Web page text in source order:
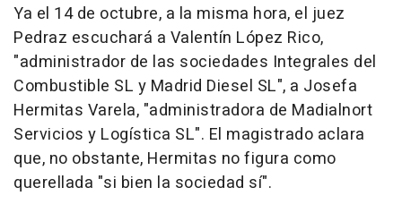
Ya el 14 de octubre, a la misma hora, el juez
Pedraz escuchará a Valentín López Rico,
"administrador de las sociedades Integrales del
Combustible SL y Madrid Diesel SL", a Josefa
Hermitas Varela, "administradora de Madialnort
Servicios y Logística SL". El magistrado aclara
que, no obstante, Hermitas no figura como
querellada "si bien la sociedad sí".